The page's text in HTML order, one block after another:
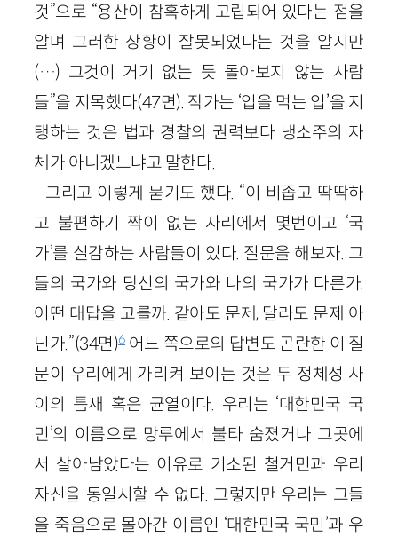
것”으로 “용산이 참혹하게 고립되어 있다는 점을
알며 그러한 상황이 잘못되었다는 것을 알지만
(…) 그것이 거기 없는 듯 돌아보지 않는 사람
들”을 지목했다(47면). 작가는 ‘입을 먹는 입’을 지
탱하는 것은 법과 경찰의 권력보다 냉소주의 자
체가 아니겠느냐고 말한다.
그리고 이렇게 묻기도 했다. “이 비좁고 딱딱하
고 불편하기 짝이 없는 자리에서 몇번이고 ‘국
가’를 실감하는 사람들이 있다. 질문을 해보자. 그
들의 국가와 당신의 국가와 나의 국가가 다른가.
어떤 대답을 고를까. 같아도 문제, 달라도 문제 아
닌가.”(34면)6어느 쪽으로의 답변도 곤란한 이 질
문이 우리에게 가리켜 보이는 것은 두 정체성 사
이의 틈새 혹은 균열이다. 우리는 ‘대한민국 국
민’의 이름으로 망루에서 불타 숨졌거나 그곳에
서 살아남았다는 이유로 기소된 철거민과 우리
자신을 동일시할 수 없다. 그렇지만 우리는 그들
을 죽음으로 몰아간 이름인 ‘대한민국 국민’과 우